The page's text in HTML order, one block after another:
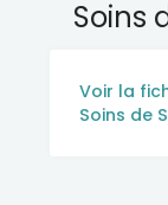
Soins
Voir la
Soins de